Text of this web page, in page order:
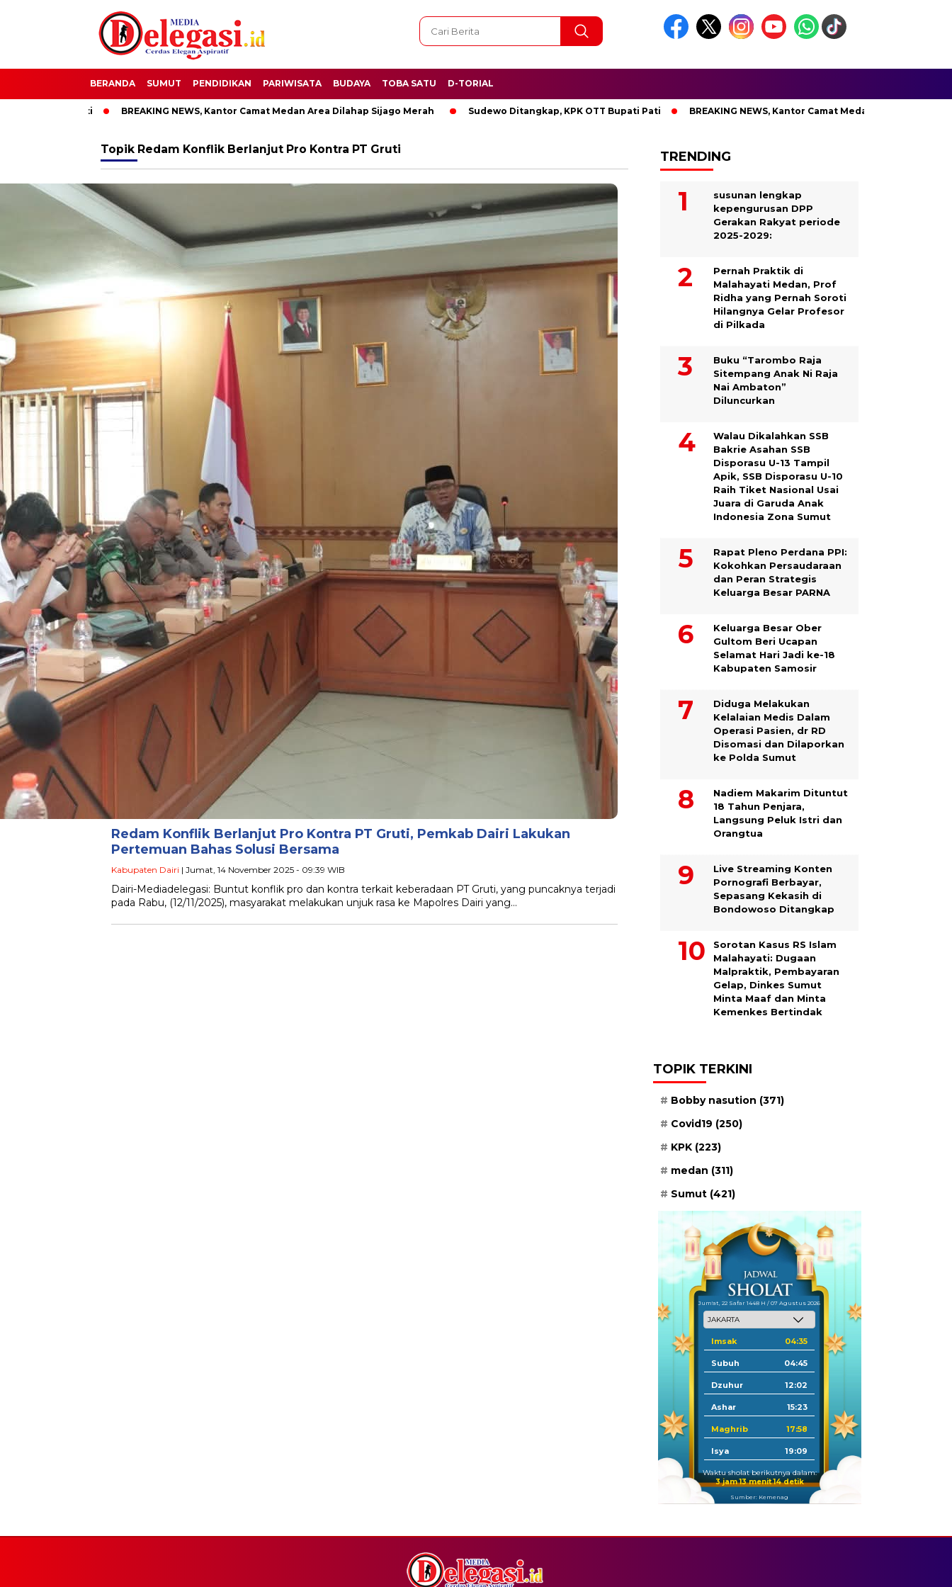
BERANDA SUMUT PENDIDIKAN PARIWISATA BUDAYA TOBA SATU D-TORIAL
BREAKING NEWS, Kantor Camat Medan Area Dilahap Sijago Merah Sudewo Ditangkap, KPK OTT Bupati Pati BREAKING NEWS, Kantor Camat Medan Area Dilahap Sijago
Topik Redam Konflik Berlanjut Pro Kontra PT Gruti
Redam Konflik Berlanjut Pro Kontra PT Gruti, Pemkab Dairi Lakukan
Pertemuan Bahas Solusi Bersama
Kabupaten Dairi | Jumat, 14 November 2025 - 09:39 WIB
Dairi-Mediadelegasi: Buntut konflik pro dan kontra terkait keberadaan PT Gruti, yang puncaknya terjadi
pada Rabu, (12/11/2025), masyarakat melakukan unjuk rasa ke Mapolres Dairi yang…
TRENDING
susunan lengkap
kepengurusan DPP
Gerakan Rakyat periode
2025-2029:
Pernah Praktik di
Malahayati Medan, Prof
Ridha yang Pernah Soroti
Hilangnya Gelar Profesor
di Pilkada
Buku “Tarombo Raja
Sitempang Anak Ni Raja
Nai Ambaton”
Diluncurkan
Walau Dikalahkan SSB
Bakrie Asahan SSB
Disporasu U-13 Tampil
Apik, SSB Disporasu U-10
Raih Tiket Nasional Usai
Juara di Garuda Anak
Indonesia Zona Sumut
Rapat Pleno Perdana PPI:
Kokohkan Persaudaraan
dan Peran Strategis
Keluarga Besar PARNA
Keluarga Besar Ober
Gultom Beri Ucapan
Selamat Hari Jadi ke-18
Kabupaten Samosir
Diduga Melakukan
Kelalaian Medis Dalam
Operasi Pasien, dr RD
Disomasi dan Dilaporkan
ke Polda Sumut
​Nadiem Makarim Dituntut
18 Tahun Penjara,
Langsung Peluk Istri dan
Orangtua
Live Streaming Konten
Pornografi Berbayar,
Sepasang Kekasih di
Bondowoso Ditangkap
Sorotan Kasus RS Islam
Malahayati: Dugaan
Malpraktik, Pembayaran
Gelap, Dinkes Sumut
Minta Maaf dan Minta
Kemenkes Bertindak
TOPIK TERKINI
Bobby nasution (371)
Covid19 (250)
KPK (223)
medan (311)
Sumut (421)
Jum'at, 22 Safar 1448 H / 07 Agustus 2026
Imsak 04:35
Subuh 04:45
Dzuhur 12:02
Ashar 15:23
Maghrib 17:58
Isya 19:09
Waktu sholat berikutnya dalam:
3 jam 13 menit 13 detik
Sumber: Kemenag